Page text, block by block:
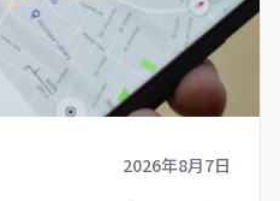
2026年8月7日